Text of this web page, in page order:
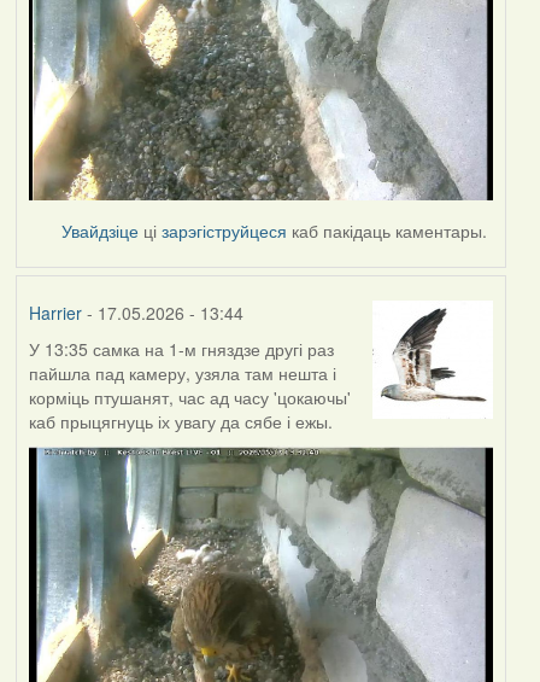
Увайдзіце цізарэгіструйцеся каб пакідаць каментары.
Harrier- 17.05.2026 - 13:44
У 13:35 самка на 1-м гняздзе другі раз
пайшла пад камеру, узяла там нешта і
корміць птушанят, час ад часу 'цокаючы'
каб прыцягнуць іх увагу да сябе і ежы.